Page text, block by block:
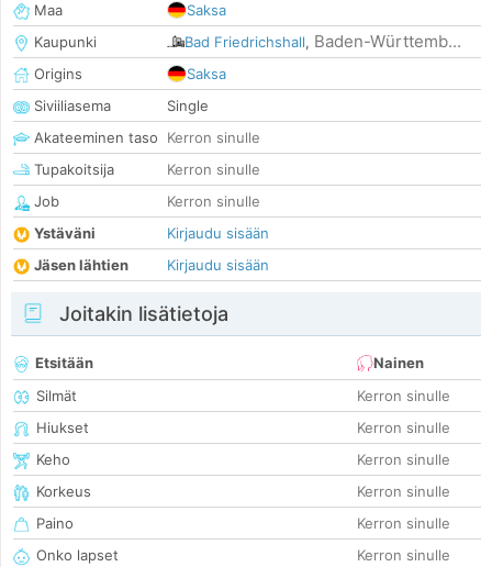
Maa
Saksa
Kaupunki
Bad Friedrichshall, Baden-Württemb...
Origins
Saksa
Siviiliasema
Single
Akateeminen taso
Kerron sinulle
Tupakoitsija
Kerron sinulle
Job
Kerron sinulle
Ystäväni
Kirjaudu sisään
Jäsen lähtien
Kirjaudu sisään
Joitakin lisätietoja
Etsitään
Nainen
Silmät
Kerron sinulle
Hiukset
Kerron sinulle
Keho
Kerron sinulle
Korkeus
Kerron sinulle
Paino
Kerron sinulle
Onko lapset
Kerron sinulle